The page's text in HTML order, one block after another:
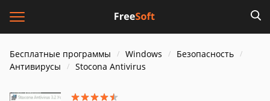
Бесплатные программы Windows
Безопасность
Антивирусы
Stocona Antivirus